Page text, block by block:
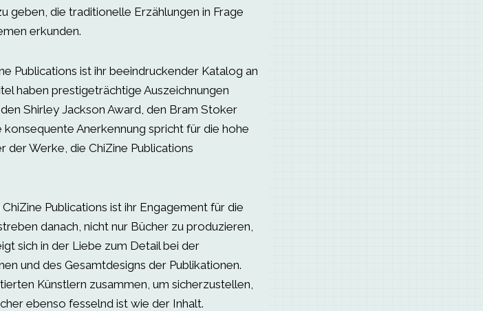
geben, die traditionelle Erzählungen in Frage
erkunden.
Publications ist ihr beeindruckender Katalog an
haben prestigeträchtige Auszeichnungen
Shirley Jackson Award, den Bram Stoker
Anerkennung spricht für die hohe
der Werke, die ChiZine Publications
Publications ist ihr Engagement für die
danach, nicht nur Bücher zu produzieren,
sich in der Liebe zum Detail bei der
und des Gesamtdesigns der Publikationen.
Künstlern zusammen, um sicherzustellen,
ebenso fesselnd ist wie der Inhalt.